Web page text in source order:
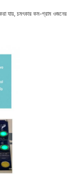
করা যায়, চমৎকার কম-গ্রাম ওজনের